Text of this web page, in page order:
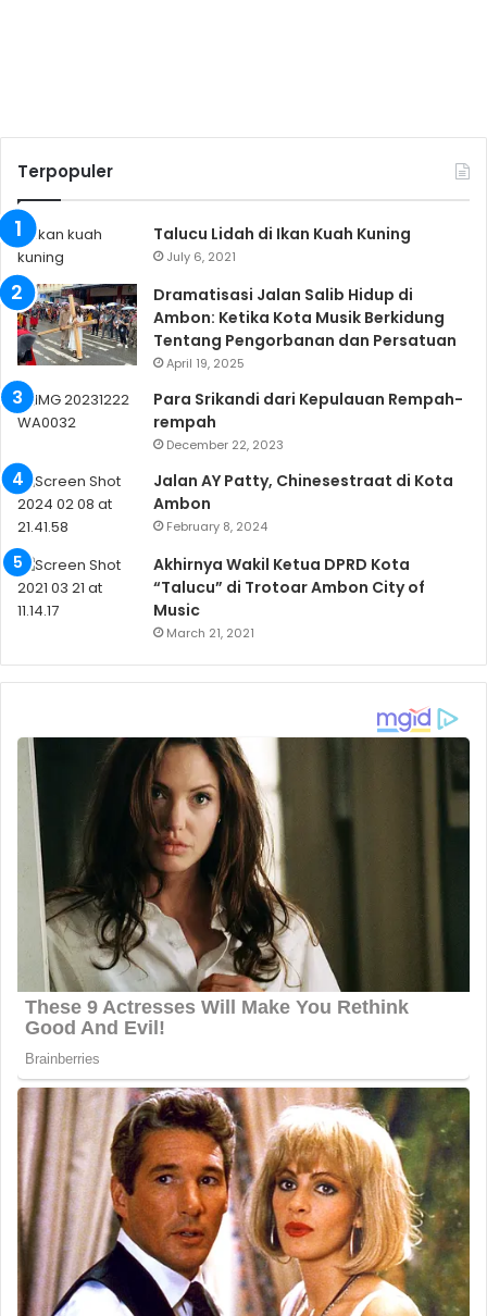
Terpopuler
Talucu Lidah di Ikan Kuah Kuning
July 6, 2021
Dramatisasi Jalan Salib Hidup di
Ambon: Ketika Kota Musik Berkidung
Tentang Pengorbanan dan Persatuan
April 19, 2025
Para Srikandi dari Kepulauan Rempah-
rempah
December 22, 2023
Jalan AY Patty, Chinesestraat di Kota
Ambon
February 8, 2024
Akhirnya Wakil Ketua DPRD Kota
“Talucu” di Trotoar Ambon City of
Music
March 21, 2021